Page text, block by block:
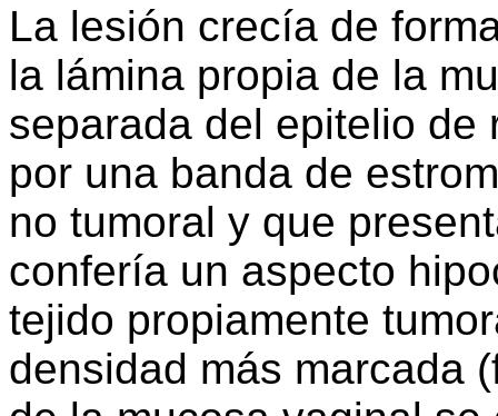
La lesión crecía de
la lámina propia de la
separada del epitelio de
por una banda de
no tumoral y que
confería un aspecto
tejido propiamente
densidad más marcada